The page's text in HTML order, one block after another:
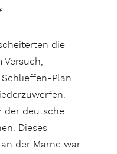
die
Plan
der deutsche
Dieses
der Marne war